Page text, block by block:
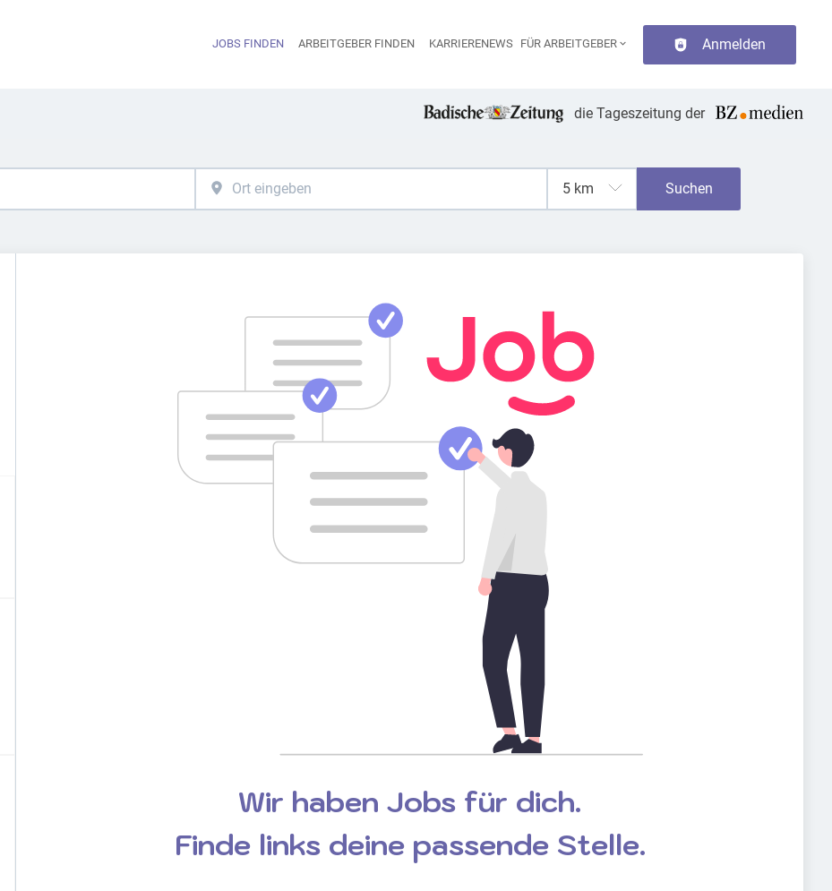
Haupt-Navigation
JOBS FINDEN ARBEITGEBER FINDEN KARRIERENEWS FÜR ARBEITGEBER Anmelden
die Tageszeitung der
Suchen
Wir haben Jobs für dich.
Finde links deine passende Stelle.